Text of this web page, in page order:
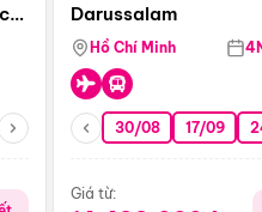
Darussalam
Hồ Chí Minh
30/08 17/09
Giá từ: